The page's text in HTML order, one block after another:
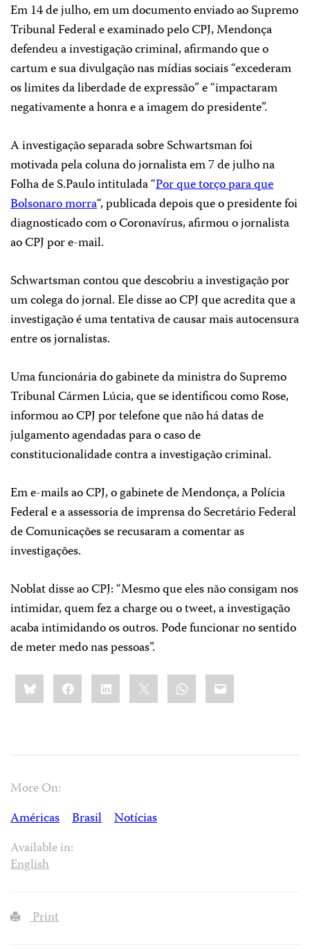
Em 14 de julho, em um documento enviado ao Supremo
Tribunal Federal e examinado pelo CPJ, Mendonça
defendeu a investigação criminal, afirmando que o
cartum e sua divulgação nas mídias sociais “excederam
os limites da liberdade de expressão” e “impactaram
negativamente a honra e a imagem do presidente”.
A investigação separada sobre Schwartsman foi
motivada pela coluna do jornalista em 7 de julho na
Folha de S.Paulo intitulada “Por que torço para que
Bolsonaro morra“, publicada depois que o presidente foi
diagnosticado com o Coronavírus, afirmou o jornalista
ao CPJ por e-mail.
Schwartsman contou que descobriu a investigação por
um colega do jornal. Ele disse ao CPJ que acredita que a
investigação é uma tentativa de causar mais autocensura
entre os jornalistas.
Uma funcionária do gabinete da ministra do Supremo
Tribunal Cármen Lúcia, que se identificou como Rose,
informou ao CPJ por telefone que não há datas de
julgamento agendadas para o caso de
constitucionalidade contra a investigação criminal.
Em e-mails ao CPJ, o gabinete de Mendonça, a Polícia
Federal e a assessoria de imprensa do Secretário Federal
de Comunicações se recusaram a comentar as
investigações.
Noblat disse ao CPJ: “Mesmo que eles não consigam nos
intimidar, quem fez a charge ou o tweet, a investigação
acaba intimidando os outros. Pode funcionar no sentido
de meter medo nas pessoas”.
Share
this:BlueskyFacebookLinkedIn WhatsApp
Email
More On:
Américas
Brasil
Notícias
Available in:
English
Print